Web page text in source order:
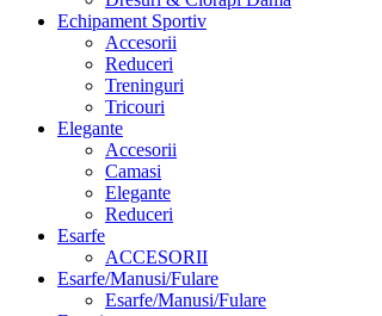
Echipament Sportiv
Accesorii
Reduceri
Treninguri
Tricouri
Elegante
Accesorii
Camasi
Elegante
Reduceri
Esarfe
ACCESORII
Esarfe/Manusi/Fulare
Esarfe/Manusi/Fulare